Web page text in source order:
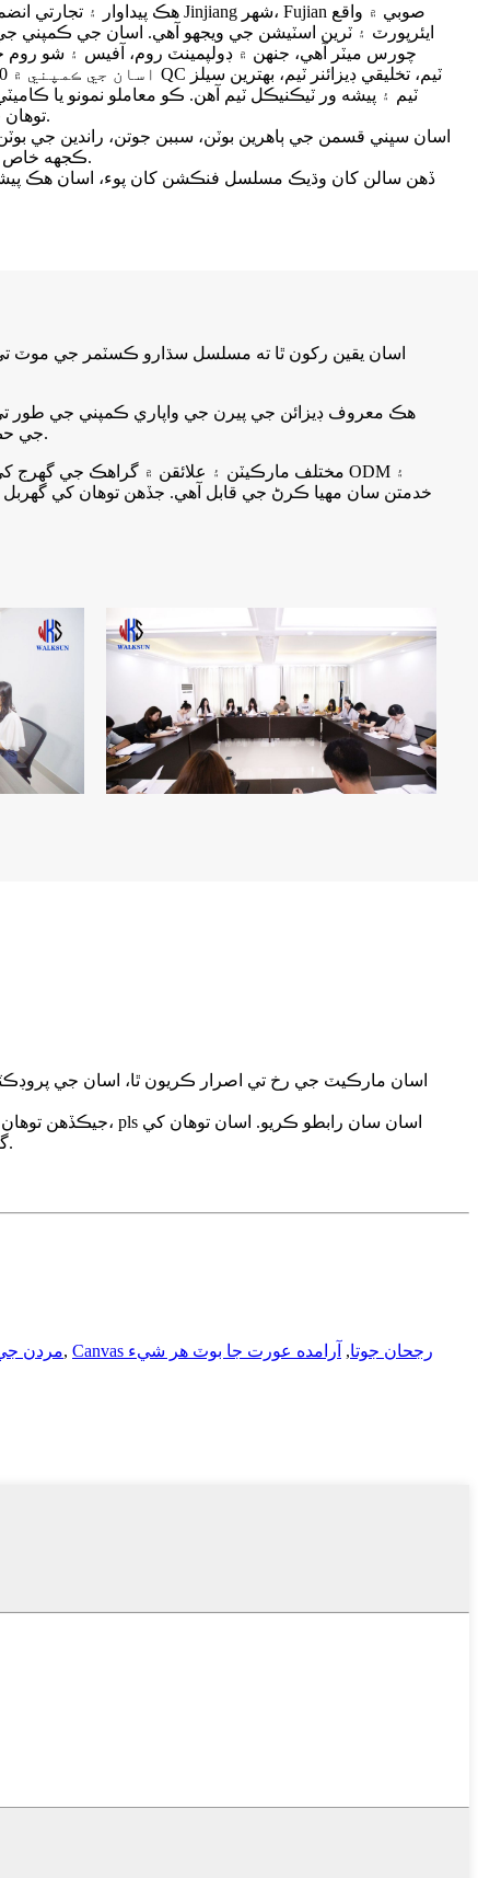
ٽيم ۽ پيشه ور ٽيڪنيڪل ٽيم آهن. ڪو معاملو نمونو يا
توهان جي ضرورت هيٺ ڪري سگهجي ٿو.
اسان سڀني قسمن جي ٻاهرين بوٽن، سببن جوتن، راندين جي
ڪجهه خاص فنڪشنل بوٽن ۽ انهي تي خاص آهن.
ڏهن سالن کان وڌيڪ مسلسل فنڪشن کان پوء، اسان هڪ
اسان يقين رکون ٿا ته مسلسل سڌارو ڪسٽمر جي موٽ
هڪ معروف ڊيزائن جي پيرن جي واپاري ڪمپني جي طور
جي حڪمت عملي اسان کي بين الاقوامي مارڪيٽ ۾ مضبوط پوزيشن حاصل ڪرڻ ۾ مدد ڪري ٿي ۽ ڊگهي مدت جي ترقي کي يقيني بڻائي ٿي.
گرم دل جي خدمت پيش ڪندا آهيون.
مردن جي, Canvas رجحان جوتا, آرامده عورت جا بوٽ هر شيء